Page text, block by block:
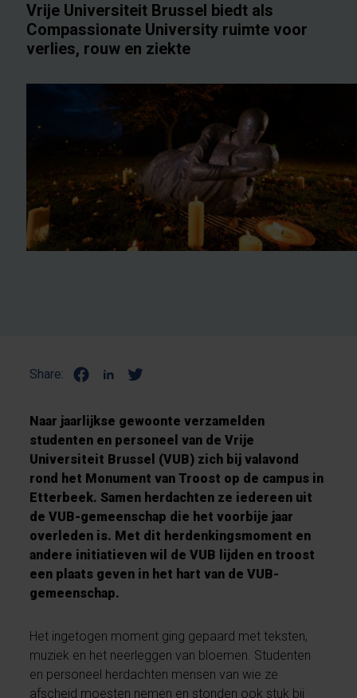
Vrije Universiteit Brussel biedt als
Compassionate University ruimte voor
verlies, rouw en ziekte
Share:
Naar jaarlijkse gewoonte verzamelden
studenten en personeel van de Vrije
Universiteit Brussel (VUB) zich bij valavond
rond het Monument van Troost op de campus in
Etterbeek. Samen herdachten ze iedereen uit
de VUB-gemeenschap die het voorbije jaar
overleden is. Met dit herdenkingsmoment en
andere initiatieven wil de VUB lijden en troost
een plaats geven in het hart van de VUB-
gemeenschap.
Het ingetogen moment ging gepaard met teksten,
muziek en het neerleggen van bloemen. Studenten
en personeel herdachten mensen van wie ze
afscheid moesten nemen en stonden ook stuk bij